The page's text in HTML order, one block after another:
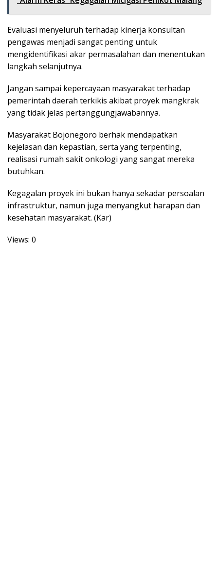
Evaluasi menyeluruh terhadap kinerja konsultan
pengawas menjadi sangat penting untuk
mengidentifikasi akar permasalahan dan menentukan
langkah selanjutnya.
Jangan sampai kepercayaan masyarakat terhadap
pemerintah daerah terkikis akibat proyek mangkrak
yang tidak jelas pertanggungjawabannya.
Masyarakat Bojonegoro berhak mendapatkan
kejelasan dan kepastian, serta yang terpenting,
realisasi rumah sakit onkologi yang sangat mereka
butuhkan.
Kegagalan proyek ini bukan hanya sekadar persoalan
infrastruktur, namun juga menyangkut harapan dan
kesehatan masyarakat. (Kar)
Views: 0